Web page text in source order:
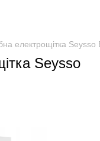
електрощітка
Seysso